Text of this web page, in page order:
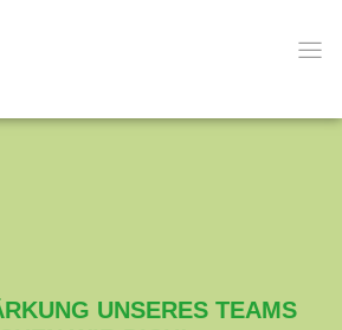
UNSERES TEAMS